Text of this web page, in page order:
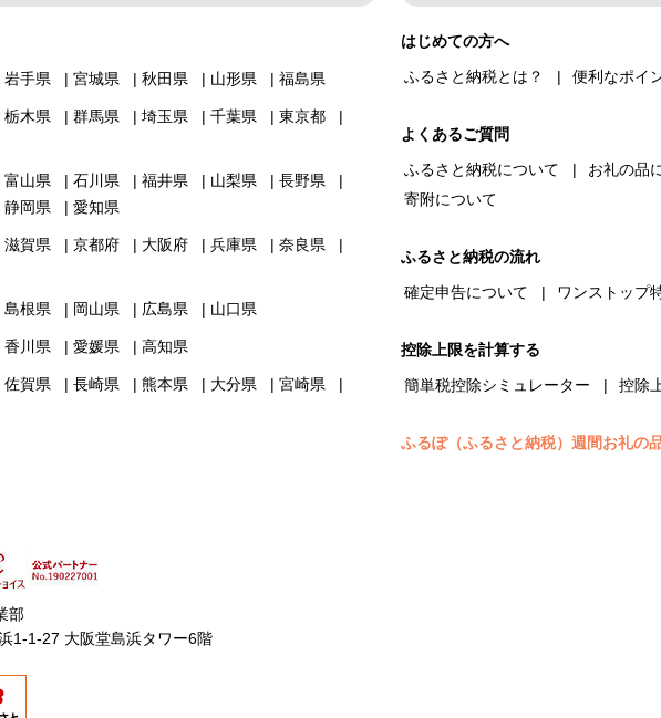
岩手県 宮城県 秋田県 山形県 福島県
栃木県 群馬県 埼玉県 千葉県
東京都
富山県 石川県 福井県 山梨県
長野県
静岡県 愛知県
滋賀県 京都府 大阪府 兵庫県
奈良県
島根県 岡山県 広島県 山口県
香川県 愛媛県 高知県
佐賀県 長崎県 熊本県 大分県
宮崎県
はじめての方へ
ふるさと納税とは？
便利なポイ
よくあるご質問
ふるさと納税について
お礼の品
寄附について
ふるさと納税の流れ
確定申告について
ワンストップ
控除上限を計算する
簡単税控除シミュレーター
控除
ふるぽ（ふるさと納税）週間お礼の
部
1-1-27 大阪堂島浜タワー6階